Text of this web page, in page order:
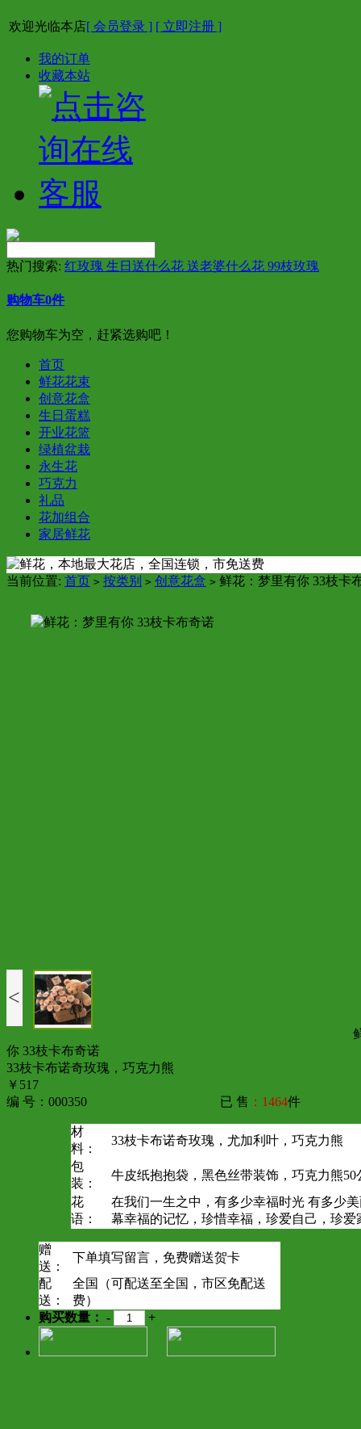
欢迎光临本店[ 会员登录 ] [ 立即注册 ]
我的订单
收藏本站
热门搜索: 红玫瑰 生日送什么花 送老婆什么花 99枝玫瑰
购物车0件
您购物车为空，赶紧选购吧！
首页
鲜花花束
创意花盒
生日蛋糕
开业花篮
绿植盆栽
永生花
巧克力
礼品
花加组合
家居鲜花
当前位置: 首页 > 按类别 > 创意花盒 > 鲜花：梦里有你 33枝卡
<
你 33枝卡布奇诺
33枝卡布诺奇玫瑰，巧克力熊
￥517
编 号：000350
已 售 ：1464件
材
料：
33枝卡布诺奇玫瑰，尤加利叶，巧克力熊
包
装：
牛皮纸抱抱袋，黑色丝带装饰，巧克力熊50
花
语：
在我们一生之中，有多少幸福时光 有多少
幕幸福的记忆，珍惜幸福，珍爱自己，珍爱
赠
送：
下单填写留言，免费赠送贺卡
配
送：
全国（可配送至全国，市区免配送
费）
购买数量： - +